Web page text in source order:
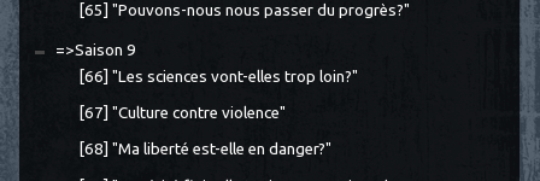
[65] "Pouvons-nous nous passer du progrès?"
=>Saison 9
[66] "Les sciences vont-elles trop loin?"
[67] "Culture contre violence"
[68] "Ma liberté est-elle en danger?"